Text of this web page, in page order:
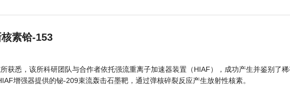
素铪-153
获悉，该所科研团队与合作者依托强流重离子加速器装置（HIAF），成功产生并鉴别了
增强器提供的铋-209束流轰击石墨靶，通过弹核碎裂反应产生放射性核素。